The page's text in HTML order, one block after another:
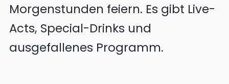
Morgenstunden feiern. Es gibt Live-
Acts, Special-Drinks und
ausgefallenes Programm.